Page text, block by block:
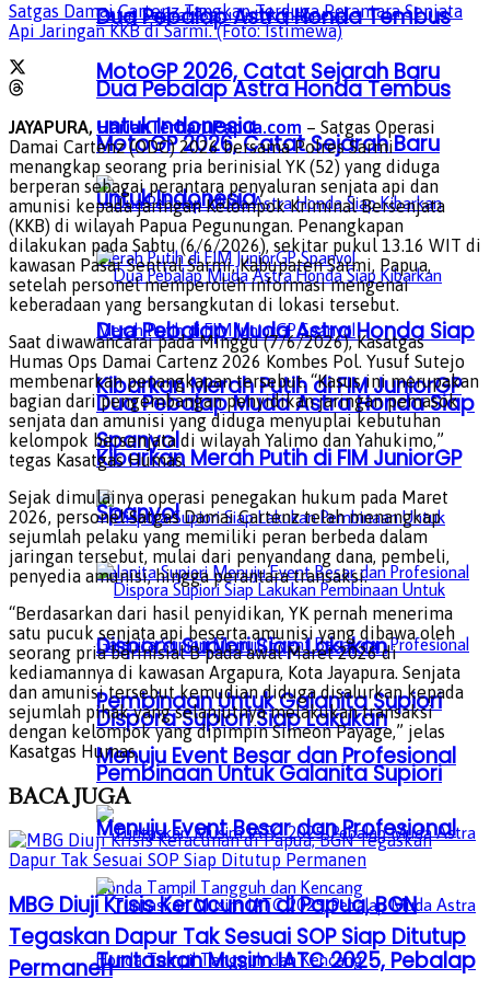
Dua Pebalap Astra Honda Tembus
MotoGP 2026, Catat Sejarah Baru
untuk Indonesia
Dua Pebalap Muda Astra Honda Siap
Kibarkan Merah Putih di FIM JuniorGP
Spanyol
Dispora Supiori Siap Lakukan
Pembinaan Untuk Galanita Supiori
Menuju Event Besar dan Profesional
Tuntaskan Musim IATC 2025, Pebalap
Dua Pebalap Astra Honda Tembus
MotoGP 2026, Catat Sejarah Baru
untuk Indonesia
Dua Pebalap Muda Astra Honda Siap
Kibarkan Merah Putih di FIM JuniorGP
Spanyol
Dispora Supiori Siap Lakukan
Pembinaan Untuk Galanita Supiori
Menuju Event Besar dan Profesional
Satgas Damai Cartenz Tangkap Terduga Perantara Senjata
Api Jaringan KKB di Sarmi. (Foto: Istimewa)
JAYAPURA, HarianTerbaruPapua.com – Satgas Operasi
Damai Cartenz (ODC) 2026 bersama Polres Sarmi
menangkap seorang pria berinisial YK (52) yang diduga
berperan sebagai perantara penyaluran senjata api dan
amunisi kepada jaringan Kelompok Kriminal Bersenjata
(KKB) di wilayah Papua Pegunungan. Penangkapan
dilakukan pada Sabtu (6/6/2026), sekitar pukul 13.16 WIT di
kawasan Pasar Sentral Sarmi, Kabupaten Sarmi, Papua,
setelah personel memperoleh informasi mengenai
keberadaan yang bersangkutan di lokasi tersebut.
Saat diwawancarai pada Minggu (7/6/2026), Kasatgas
Humas Ops Damai Cartenz 2026 Kombes Pol. Yusuf Sutejo
membenarkan penangkapan tersebut. “Kasus ini merupakan
bagian dari pengembangan penyidikan jaringan pemasok
senjata dan amunisi yang diduga menyuplai kebutuhan
kelompok bersenjata di wilayah Yalimo dan Yahukimo,”
tegas Kasatgas Humas.
Sejak dimulainya operasi penegakan hukum pada Maret
2026, personel Satgas Damai Cartenz telah menangkap
sejumlah pelaku yang memiliki peran berbeda dalam
jaringan tersebut, mulai dari penyandang dana, pembeli,
penyedia amunisi, hingga perantara transaksi.
“Berdasarkan dari hasil penyidikan, YK pernah menerima
satu pucuk senjata api beserta amunisi yang dibawa oleh
seorang pria berinisial B pada awal Maret 2026 di
kediamannya di kawasan Argapura, Kota Jayapura. Senjata
dan amunisi tersebut kemudian diduga disalurkan kepada
sejumlah pihak yang selanjutnya melakukan transaksi
dengan kelompok yang dipimpin Simeon Payage,” jelas
Kasatgas Humas.
BACAJUGA
MBG Diuji Krisis Keracunan di Papua, BGN
Tegaskan Dapur Tak Sesuai SOP Siap Ditutup
Permanen